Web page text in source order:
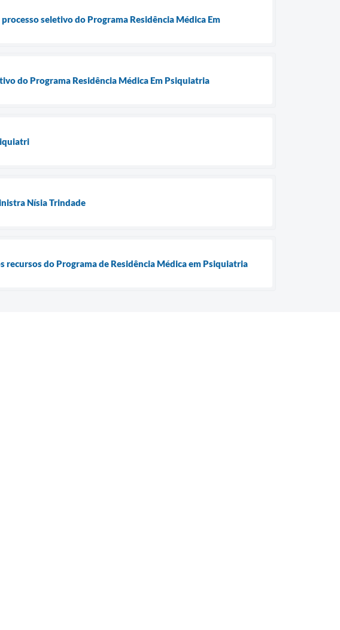
seletivo do Programa Residência Médica Em
do Programa Residência Médica Em Psiquiatria
Nísia Trindade
do Programa de Residência Médica em Psiquiatria